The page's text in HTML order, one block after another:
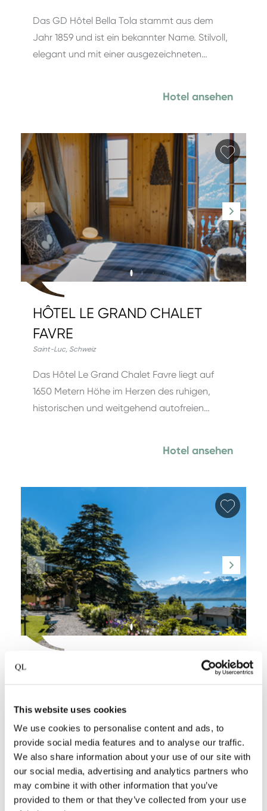
This website uses cookies
We use cookies to personalise content and ads, to
provide social media features and to analyse our traffic.
We also share information about your use of our site with
our social media, advertising and analytics partners who
may combine it with other information that you’ve
provided to them or that they’ve collected from your use
Das GD Hôtel Bella Tola stammt aus dem
Jahr 1859 und ist ein bekannter Name. Stilvoll,
elegant und mit einer ausgezeichneten…
Hotel ansehen
HÔTEL LE GRAND CHALET
FAVRE
Saint-Luc, Schweiz
Das Hôtel Le Grand Chalet Favre liegt auf
1650 Metern Höhe im Herzen des ruhigen,
historischen und weitgehend autofreien…
Hotel ansehen
Nicht umsonst besaßen Musikgrössen wie
Freddie Mercury, David Bowie und Keith
Richards einst Häuser in und um Montreux.…
Hotel ansehen